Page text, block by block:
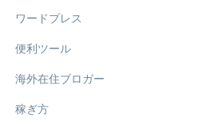
ワードプレス
便利ツール
海外在住ブロガー
稼ぎ方